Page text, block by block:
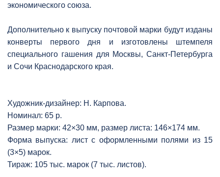
экономического союза.
Дополнительно к выпуску почтовой марки будут изданы
конверты первого дня и изготовлены штемпеля
специального гашения для Москвы, Санкт-Петербурга
и Сочи Краснодарского края.
Художник-дизайнер: Н. Карпова.
Номинал: 65 р.
Размер марки: 42×30 мм, размер листа: 146×174 мм.
Форма выпуска: лист с оформленными полями из 15
(3×5) марок.
Тираж: 105 тыс. марок (7 тыс. листов).